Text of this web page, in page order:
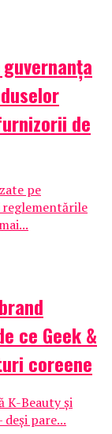
de
pe
ce Geek &
coreene
K-Beauty și
pare...